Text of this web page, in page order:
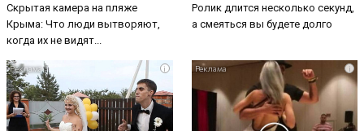
Скрытая камера на пляже
Крыма: Что люди вытворяют,
когда их не видят...
Ролик длится несколько секунд,
а смеяться вы будете долго
i i